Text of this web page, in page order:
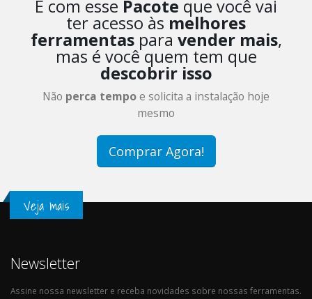
É com esse Pacote que você vai
ter acesso às melhores
ferramentaspara vender mais,
mas é você quem tem que
descobrir isso
Não perca tempoe solicita a instalação hoje
mesmo
Comprar Agora!
Veja mais
Newsletter
Assine nossa newsletter e receba novidades sobre nossas ferramentas.